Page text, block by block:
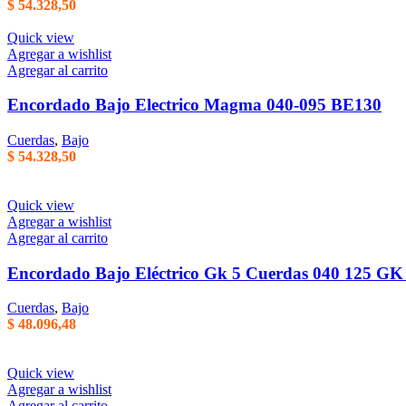
$ 54.328,50
Quick view
Agregar a wishlist
Agregar al carrito
Encordado Bajo Electrico Magma 040-095 BE130
Cuerdas, Bajo
$ 54.328,50
Quick view
Agregar a wishlist
Agregar al carrito
Encordado Bajo Eléctrico Gk 5 Cuerdas 040 125 GK
Cuerdas, Bajo
$ 48.096,48
Quick view
Agregar a wishlist